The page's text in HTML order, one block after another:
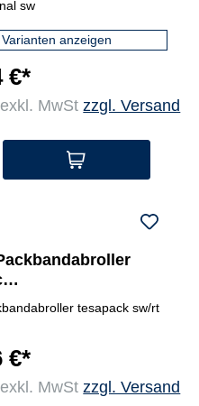
sw
Varianten anzeigen
€*
MwStzzgl. Versand
tesafilm®-Rollen
tesapack sw/rt
€*
MwStzzgl. Versand